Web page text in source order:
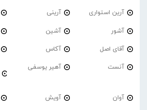
آرین استواری آرینی
آشور آشین
آقای اصل آکاس
آنست آهیر یوسفی
آوان آویش